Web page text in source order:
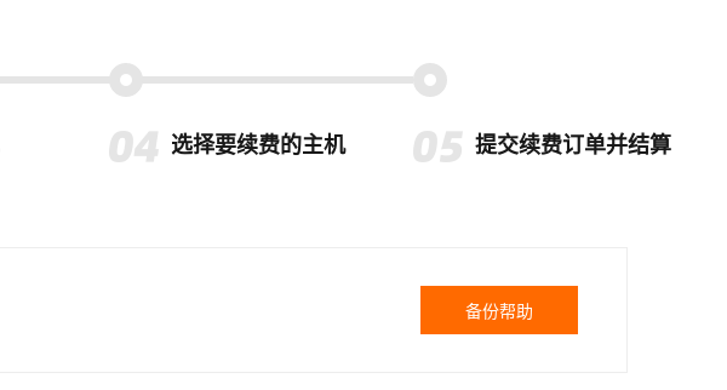
选择要续费的主机 提交续费订单并结算
备份帮助